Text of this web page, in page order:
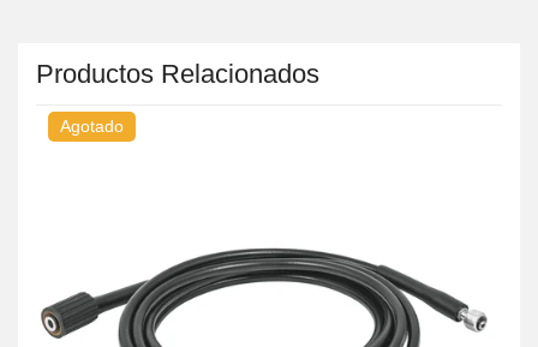
Productos Relacionados
Agotado